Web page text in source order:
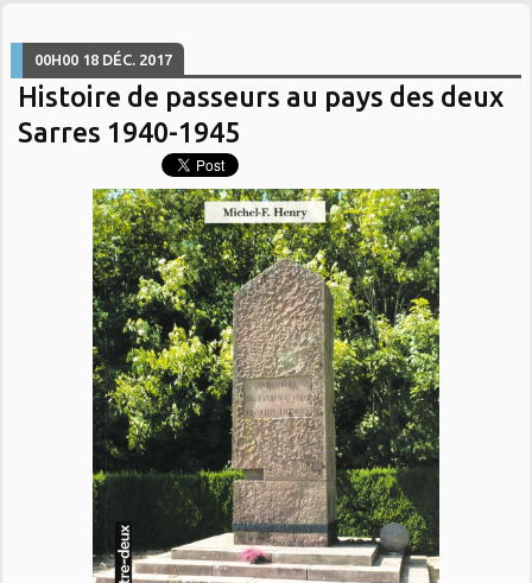
00H00 18 DÉC. 2017
Histoire de passeurs au pays des deux
Sarres 1940-1945